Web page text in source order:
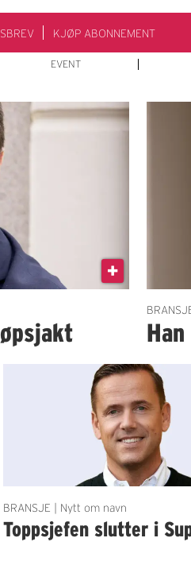
KJØP ABONNEMENT
EVENT
BRANSJE | Nytt om navn
Toppsjefen slutter i